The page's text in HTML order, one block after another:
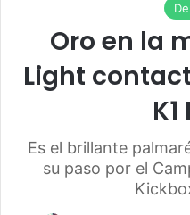
Oro en la
Light
Es el brillante
su paso por el